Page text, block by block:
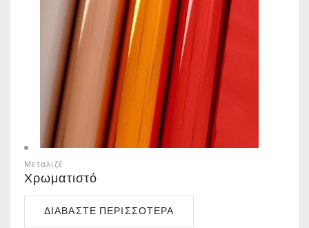
Μεταλιζέ
Χρωματιστό
ΔΙΑΒΆΣΤΕ ΠΕΡΙΣΣΌΤΕΡΑ